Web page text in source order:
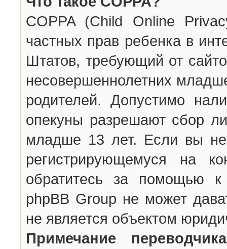
COPPA (Child Online
частных прав ребенка в
Штатов, требующий от
несовершеннолетних
родителей. Допустимо
опекуны разрешают сбор
младше 13 лет. Если вы
регистрирующемуся на
обратитесь за помощью к
phpBB Group не может
не является объектом
Примечание